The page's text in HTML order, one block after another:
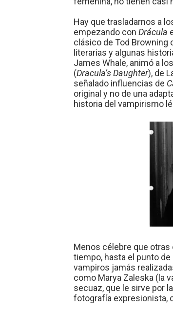
Hay que trasladarnos a
empezando con Drácula
clásico de Tod Browning
literarias y algunas
James Whale, animó a
(Dracula’s Daughter), de
señalado influencias de
original y no de una
historia del vampirismo
Menos célebre que
tiempo, hasta el punto
vampiros jamás
como Marya Zaleska (la
secuaz, que le sirve por
fotografía expresionista,